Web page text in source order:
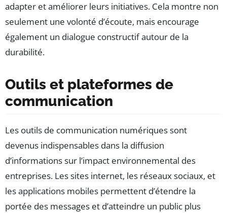
adapter et améliorer leurs initiatives. Cela montre non
seulement une volonté d’écoute, mais encourage
également un dialogue constructif autour de la
durabilité.
Outils et plateformes de
communication
Les outils de communication numériques sont
devenus indispensables dans la diffusion
d’informations sur l’impact environnemental des
entreprises. Les sites internet, les réseaux sociaux, et
les applications mobiles permettent d’étendre la
portée des messages et d’atteindre un public plus